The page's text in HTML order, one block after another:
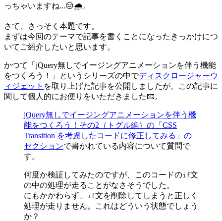
っちゃいますね...😔🌧。
さて、さっそく本題です。
まずは今回のテーマで記事を書くことになったきっかけにつ
いてご紹介したいと思います。
かつて「jQuery無しでイージングアニメーションを伴う機能
をつくろう！」というシリーズの中でディスクロージャーウ
ィジェット を取り上げた記事を公開しましたが、この記事に
関して個人的にお便りをいただきました📧。
jQuery無しでイージングアニメーションを伴う機
能をつくろう！その2（トグル編）の「CSS
Transition を考慮したコードに修正してみる」の
セクションで書かれている内容について質問で
す。
何度か検証してみたのですが、このコードのif文
の中の処理が走ることがなさそうでした。
にもかかわらず、
if文を削除してしまうと正しく
処理が走りません。これはどういう状態でしょう
か？